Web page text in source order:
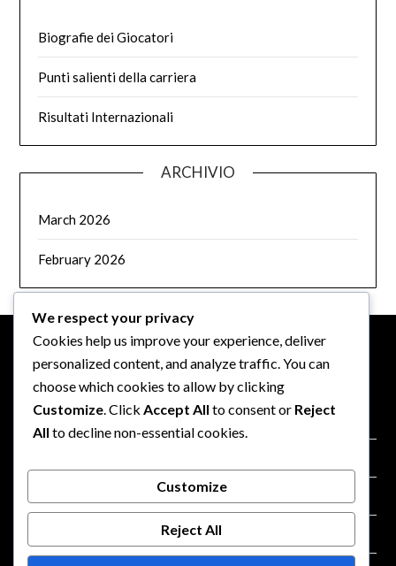
Biografie dei Giocatori
Punti salienti della carriera
Risultati Internazionali
ARCHIVIO
March 2026
February 2026
NOTE LEGALI
La nostra storia
Informativa sulla privacy
We respect your privacy
Cookies help us improve your experience, deliver
personalized content, and analyze traffic. You can
choose which cookies to allow by clicking
Customize . Click Accept All to consent or Reject
All to decline non-essential cookies.
Customize
Reject All